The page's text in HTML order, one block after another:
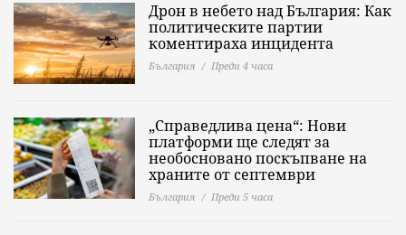
Дрон в небето над България: Как
политическите партии
коментираха инцидента
България Преди 4 часа
„Справедлива цена“: Нови
платформи ще следят за
необосновано поскъпване на
храните от септември
България Преди 5 часа